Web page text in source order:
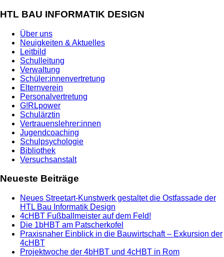
HTL BAU INFORMATIK DESIGN
Über uns
Neuigkeiten & Aktuelles
Leitbild
Schulleitung
Verwaltung
Schüler:innenvertretung
Elternverein
Personalvertretung
G!RLpower
Schulärztin
Vertrauenslehrer:innen
Jugendcoaching
Schulpsychologie
Bibliothek
Versuchsanstalt
Neueste Beiträge
Neues Streetart-Kunstwerk gestaltet die Ostfassade der
HTL Bau Informatik Design
4cHBT Fußballmeister auf dem Feld!
Die 1bHBT am Patscherkofel
Praxisnaher Einblick in die Bauwirtschaft – Exkursion der
4cHBT
Projektwoche der 4bHBT und 4cHBT in Rom